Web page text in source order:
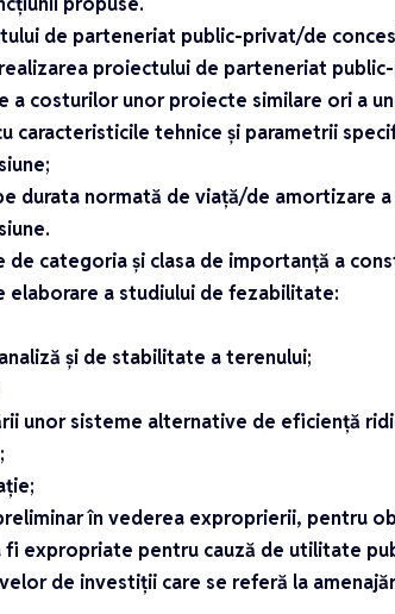
de parteneriat public-privat/de
proiectului de parteneriat
a costurilor unor proiecte similare ori a
caracteristicile tehnice și parametrii
durata normată de viață/de amortizare
categoria și clasa de importanță a
elaborare a studiului de fezabilitate:
și de stabilitate a terenului;
unor sisteme alternative de eficiență
în vederea exproprierii, pentru
fi expropriate pentru cauză de utilitate
de investiții care se referă la